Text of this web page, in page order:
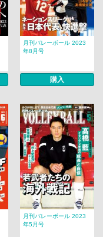
月刊バレーボール 2023
年8月号
購入
月刊バレーボール 2023
年5月号